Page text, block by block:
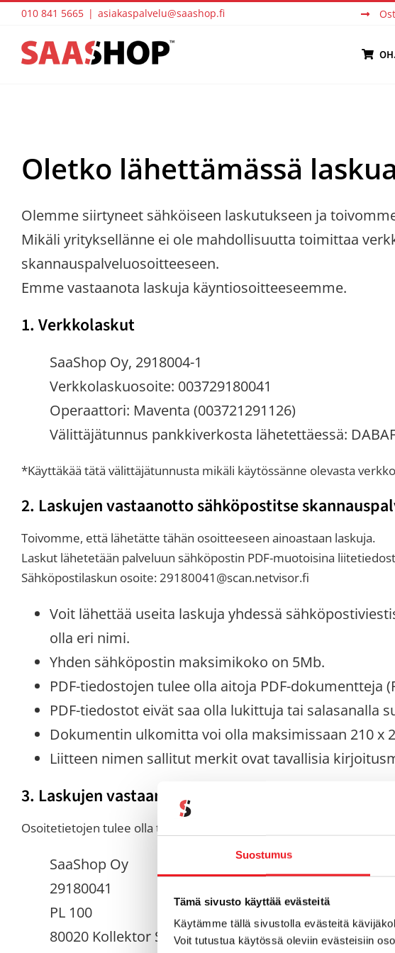
Suostumus
Tämä sivusto käyttää evästeitä
Käytämme tällä sivustolla evästeitä
Voit tutustua käytössä oleviin evästeisiin
Skip
content
010 841 5665 | asiakaspalvelu@saashop.fi
Oletko lähettämässä
Olemme siirtyneet sähköiseen laskutukseen ja
Mikäli yrityksellänne ei ole mahdollisuutta toimittaa
skannauspalveluosoitteeseen.
Emme vastaanota laskuja käyntiosoitteeseemme.
1. Verkkolaskut
SaaShop Oy, 2918004-1
Verkkolaskuosoite: 003729180041
Operaattori: Maventa (003721291126)
Välittäjätunnus pankkiverkosta lähetettäessä:
*Käyttäkää tätä välittäjätunnusta mikäli käytössänne olevasta
2. Laskujen vastaanotto sähköpostitse
Toivomme, että lähetätte tähän osoitteeseen ainoastaan laskuja.
Laskut lähetetään palveluun sähköpostin PDF-muotoisina
Sähköpostilaskun osoite: 29180041@scan.netvisor.fi
Voit lähettää useita laskuja yhdessä
olla eri nimi.
Yhden sähköpostin maksimikoko on 5Mb.
PDF-tiedostojen tulee olla aitoja PDF-dokumentteja
PDF-tiedostot eivät saa olla lukittuja tai salasanalla
Dokumentin ulkomitta voi olla maksimissaan 210 x
Liitteen nimen sallitut merkit ovat tavallisia
3. Laskujen vastaanotto postitse skannauspalveluun
Osoitetietojen tulee olla täydellisinä sekä laskussa että
SaaShop Oy
29180041
PL 100
80020 Kollektor Scan